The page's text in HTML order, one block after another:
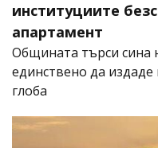
институциите
апартамент
Общината търси сина
единствено да
глоба